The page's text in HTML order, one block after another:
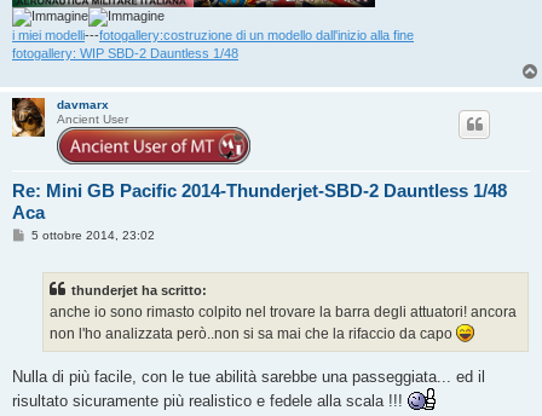
i miei modelli---fotogallery:costruzione di un modello dall'inizio alla fine
fotogallery: WIP SBD-2 Dauntless 1/48
davmarx
Ancient User
Re: Mini GB Pacific 2014-Thunderjet-SBD-2 Dauntless 1/48
Aca
M5 ottobre 2014, 23:02
thunderjet ha scritto:
anche io sono rimasto colpito nel trovare la barra degli attuatori! ancora
non l'ho analizzata però..non si sa mai che la rifaccio da capo
Nulla di più facile, con le tue abilità sarebbe una passeggiata... ed il
risultato sicuramente più realistico e fedele alla scala !!!